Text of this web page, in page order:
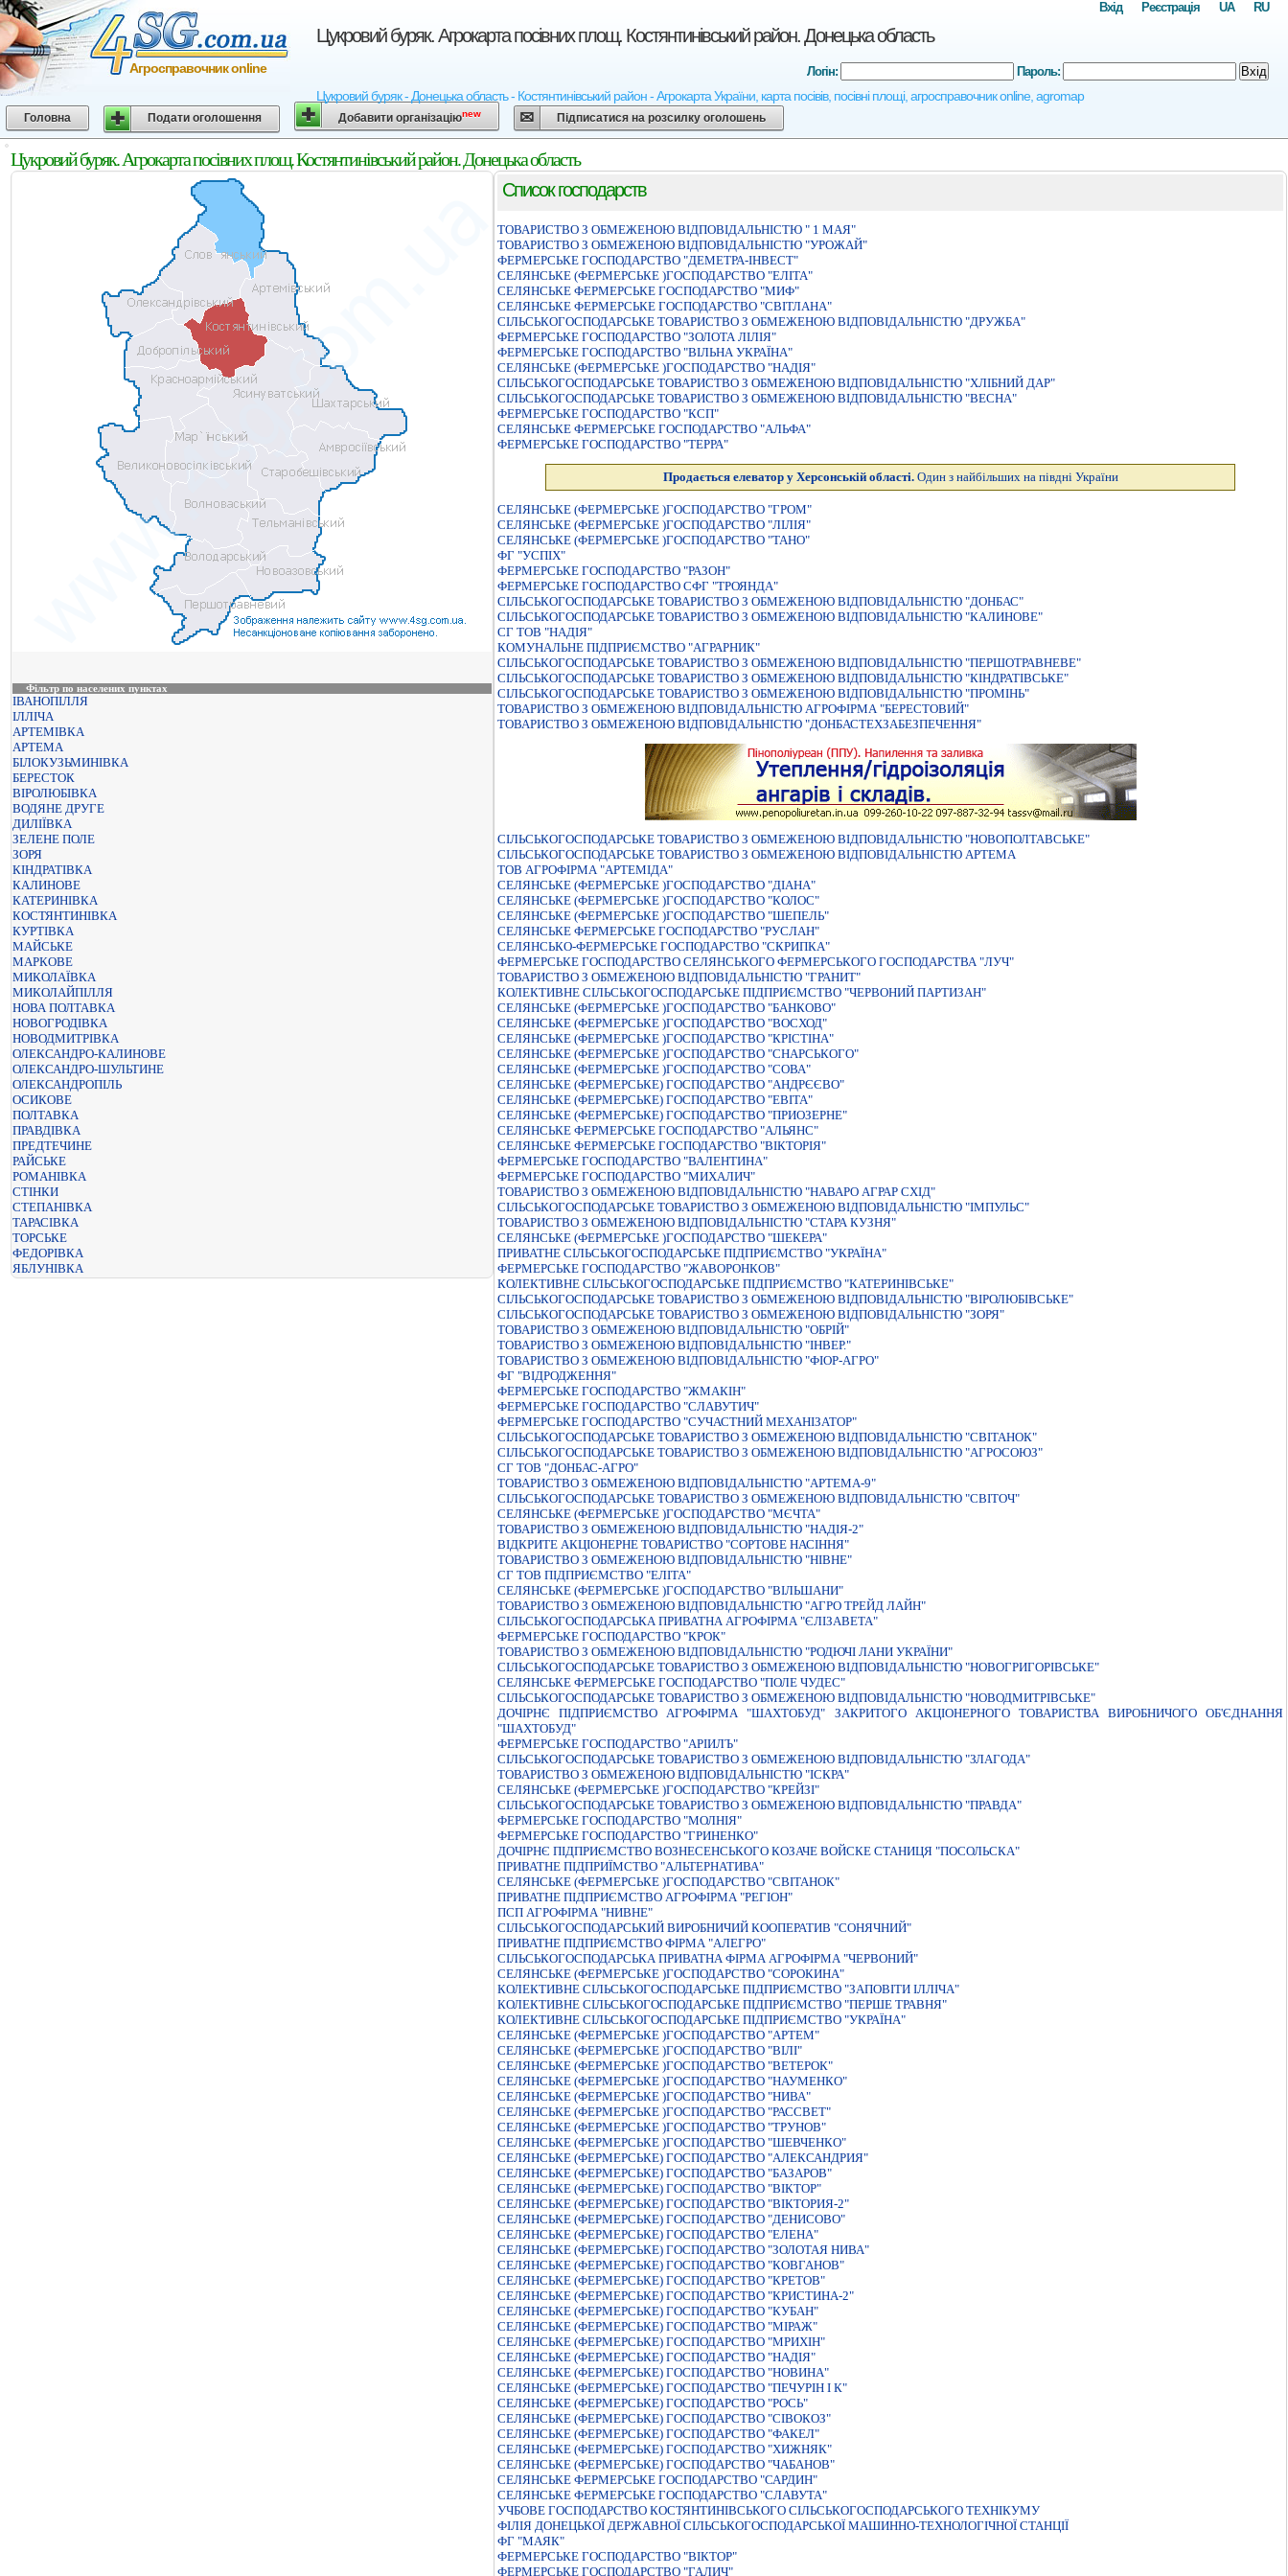
Цукровий буряк. Агрокарта посівних площ. Костянтинівський район. Донецька область
Цукровий буряк - Донецька область - Костянтинівський район - Агрокарта України, карта посівів, посівні площі, агросправочник online, agromap
Агросправочник online
RU
UA
Реєстрація
Вхід
Логін: Пароль: Вхід
Головна Подати оголошення Добавити організаціюnew Підписатися на розсилку оголошень
Цукровий буряк. Агрокарта посівних площ. Костянтинівський район. Донецька область
Фільтр по населених пунктах
ІВАНОПІЛЛЯ
ІЛЛІЧА
АРТЕМІВКА
АРТЕМА
БІЛОКУЗЬМИНІВКА
БЕРЕСТОК
ВІРОЛЮБІВКА
ВОДЯНЕ ДРУГЕ
ДИЛІЇВКА
ЗЕЛЕНЕ ПОЛЕ
ЗОРЯ
КІНДРАТІВКА
КАЛИНОВЕ
КАТЕРИНІВКА
КОСТЯНТИНІВКА
КУРТІВКА
МАЙСЬКЕ
МАРКОВЕ
МИКОЛАЇВКА
МИКОЛАЙПІЛЛЯ
НОВА ПОЛТАВКА
НОВОГРОДІВКА
НОВОДМИТРІВКА
ОЛЕКСАНДРО-КАЛИНОВЕ
ОЛЕКСАНДРО-ШУЛЬТИНЕ
ОЛЕКСАНДРОПІЛЬ
ОСИКОВЕ
ПОЛТАВКА
ПРАВДІВКА
ПРЕДТЕЧИНЕ
РАЙСЬКЕ
РОМАНІВКА
СТІНКИ
СТЕПАНІВКА
ТАРАСІВКА
ТОРСЬКЕ
ФЕДОРІВКА
ЯБЛУНІВКА
Список господарств
ТОВАРИСТВО З ОБМЕЖЕНОЮ ВIДПОВIДАЛЬНIСТЮ " 1 МАЯ"
ТОВАРИСТВО З ОБМЕЖЕНОЮ ВIДПОВIДАЛЬНIСТЮ "УРОЖАЙ"
ФЕРМЕРСЬКЕ ГОСПОДАРСТВО "ДЕМЕТРА-IНВЕСТ"
СЕЛЯНСЬКЕ (ФЕРМЕРСЬКЕ )ГОСПОДАРСТВО "ЕЛIТА"
СЕЛЯНСЬКЕ ФЕРМЕРСЬКЕ ГОСПОДАРСТВО "МИФ"
СЕЛЯНСЬКЕ ФЕРМЕРСЬКЕ ГОСПОДАРСТВО "СВIТЛАНА"
СIЛЬСЬКОГОСПОДАРСЬКЕ ТОВАРИСТВО З ОБМЕЖЕНОЮ ВIДПОВIДАЛЬНIСТЮ "ДРУЖБА"
ФЕРМЕРСЬКЕ ГОСПОДАРСТВО "ЗОЛОТА ЛIЛIЯ"
ФЕРМЕРСЬКЕ ГОСПОДАРСТВО "ВIЛЬНА УКРАЇНА"
СЕЛЯНСЬКЕ (ФЕРМЕРСЬКЕ )ГОСПОДАРСТВО "НАДIЯ"
СIЛЬСЬКОГОСПОДАРСЬКЕ ТОВАРИСТВО З ОБМЕЖЕНОЮ ВIДПОВIДАЛЬНIСТЮ "ХЛIБНИЙ ДАР"
СIЛЬСЬКОГОСПОДАРСЬКЕ ТОВАРИСТВО З ОБМЕЖЕНОЮ ВIДПОВIДАЛЬНIСТЮ "ВЕСНА"
ФЕРМЕРСЬКЕ ГОСПОДАРСТВО "КСП"
СЕЛЯНСЬКЕ ФЕРМЕРСЬКЕ ГОСПОДАРСТВО "АЛЬФА"
ФЕРМЕРСЬКЕ ГОСПОДАРСТВО "ТЕРРА"
Продається елеватор у Херсонській області. Один з найбільших на півдні України
СЕЛЯНСЬКЕ (ФЕРМЕРСЬКЕ )ГОСПОДАРСТВО "ГРОМ"
СЕЛЯНСЬКЕ (ФЕРМЕРСЬКЕ )ГОСПОДАРСТВО "ЛIЛIЯ"
СЕЛЯНСЬКЕ (ФЕРМЕРСЬКЕ )ГОСПОДАРСТВО "ТАНО"
ФГ "УСПІХ"
ФЕРМЕРСЬКЕ ГОСПОДАРСТВО "РАЗОН"
ФЕРМЕРСЬКЕ ГОСПОДАРСТВО CФГ "ТРОЯНДА"
СIЛЬСЬКОГОСПОДАРСЬКЕ ТОВАРИСТВО З ОБМЕЖЕНОЮ ВIДПОВIДАЛЬНIСТЮ "ДОНБАС"
СІЛЬСЬКОГОСПОДАРСЬКЕ ТОВАРИСТВО З ОБМЕЖЕНОЮ ВІДПОВІДАЛЬНІСТЮ "КАЛИНОВЕ"
СГ ТОВ "НАДІЯ"
КОМУНАЛЬНЕ ПIДПРИЄМСТВО "АГРАРНИК"
СIЛЬСЬКОГОСПОДАРСЬКЕ ТОВАРИСТВО З ОБМЕЖЕНОЮ ВIДПОВIДАЛЬНIСТЮ "ПЕРШОТРАВНЕВЕ"
СІЛЬСЬКОГОСПОДАРСЬКЕ ТОВАРИСТВО З ОБМЕЖЕНОЮ ВІДПОВІДАЛЬНІСТЮ "КІНДРАТІВСЬКЕ"
СІЛЬСЬКОГОСПОДАРСЬКЕ ТОВАРИСТВО З ОБМЕЖЕНОЮ ВІДПОВІДАЛЬНІСТЮ "ПРОМІНЬ"
ТОВАРИСТВО З ОБМЕЖЕНОЮ ВIДПОВIДАЛЬНIСТЮ АГРОФIРМА "БЕРЕСТОВИЙ"
ТОВАРИСТВО З ОБМЕЖЕНОЮ ВIДПОВIДАЛЬНIСТЮ "ДОНБАСТЕХЗАБЕЗПЕЧЕННЯ"
СІЛЬСЬКОГОСПОДАРСЬКЕ ТОВАРИСТВО З ОБМЕЖЕНОЮ ВІДПОВІДАЛЬНІСТЮ "НОВОПОЛТАВСЬКЕ"
СІЛЬСЬКОГОСПОДАРСЬКЕ ТОВАРИСТВО З ОБМЕЖЕНОЮ ВІДПОВІДАЛЬНІСТЮ АРТЕМА
ТОВ АГРОФІРМА "АРТЕМІДА"
СЕЛЯНСЬКЕ (ФЕРМЕРСЬКЕ )ГОСПОДАРСТВО "ДIАНА"
СЕЛЯНСЬКЕ (ФЕРМЕРСЬКЕ )ГОСПОДАРСТВО "КОЛОС"
СЕЛЯНСЬКЕ (ФЕРМЕРСЬКЕ )ГОСПОДАРСТВО "ШЕПЕЛЬ"
СЕЛЯНСЬКЕ ФЕРМЕРСЬКЕ ГОСПОДАРСТВО "РУСЛАН"
СЕЛЯНСЬКО-ФЕРМЕРСЬКЕ ГОСПОДАРСТВО "СКРИПКА"
ФЕРМЕРСЬКЕ ГОСПОДАРСТВО СЕЛЯНСЬКОГО ФЕРМЕРСЬКОГО ГОСПОДАРСТВА "ЛУЧ"
ТОВАРИСТВО З ОБМЕЖЕНОЮ ВIДПОВIДАЛЬНIСТЮ "ГРАНИТ"
КОЛЕКТИВНЕ СІЛЬСЬКОГОСПОДАРСЬКЕ ПІДПРИЄМСТВО "ЧЕРВОНИЙ ПАРТИЗАН"
СЕЛЯНСЬКЕ (ФЕРМЕРСЬКЕ )ГОСПОДАРСТВО "БАНКОВО"
СЕЛЯНСЬКЕ (ФЕРМЕРСЬКЕ )ГОСПОДАРСТВО "ВОСХОД"
СЕЛЯНСЬКЕ (ФЕРМЕРСЬКЕ )ГОСПОДАРСТВО "КРIСТIНА"
СЕЛЯНСЬКЕ (ФЕРМЕРСЬКЕ )ГОСПОДАРСТВО "СНАРСЬКОГО"
СЕЛЯНСЬКЕ (ФЕРМЕРСЬКЕ )ГОСПОДАРСТВО "СОВА"
СЕЛЯНСЬКЕ (ФЕРМЕРСЬКЕ) ГОСПОДАРСТВО "АНДРЄЄВО"
СЕЛЯНСЬКЕ (ФЕРМЕРСЬКЕ) ГОСПОДАРСТВО "ЕВІТА"
СЕЛЯНСЬКЕ (ФЕРМЕРСЬКЕ) ГОСПОДАРСТВО "ПРИОЗЕРНЕ"
СЕЛЯНСЬКЕ ФЕРМЕРСЬКЕ ГОСПОДАРСТВО "АЛЬЯНС"
СЕЛЯНСЬКЕ ФЕРМЕРСЬКЕ ГОСПОДАРСТВО "ВIКТОРIЯ"
ФЕРМЕРСЬКЕ ГОСПОДАРСТВО "ВАЛЕНТИНА"
ФЕРМЕРСЬКЕ ГОСПОДАРСТВО "МИХАЛИЧ"
ТОВАРИСТВО З ОБМЕЖЕНОЮ ВІДПОВІДАЛЬНІСТЮ "НАВАРО АГРАР СХІД"
СIЛЬСЬКОГОСПОДАРСЬКЕ ТОВАРИСТВО З ОБМЕЖЕНОЮ ВIДПОВIДАЛЬНIСТЮ "IМПУЛЬС"
ТОВАРИСТВО З ОБМЕЖЕНОЮ ВIДПОВIДАЛЬНIСТЮ "СТАРА КУЗНЯ"
СЕЛЯНСЬКЕ (ФЕРМЕРСЬКЕ )ГОСПОДАРСТВО "ШЕКЕРА"
ПРИВАТНЕ СІЛЬСЬКОГОСПОДАРСЬКЕ ПІДПРИЄМСТВО "УКРАЇНА"
ФЕРМЕРСЬКЕ ГОСПОДАРСТВО "ЖАВОРОНКОВ"
КОЛЕКТИВНЕ СIЛЬСЬКОГОСПОДАРСЬКЕ ПIДПРИЄМСТВО "КАТЕРИНIВСЬКЕ"
СIЛЬСЬКОГОСПОДАРСЬКЕ ТОВАРИСТВО З ОБМЕЖЕНОЮ ВIДПОВIДАЛЬНIСТЮ "ВIРОЛЮБIВСЬКЕ"
СIЛЬСЬКОГОСПОДАРСЬКЕ ТОВАРИСТВО З ОБМЕЖЕНОЮ ВIДПОВIДАЛЬНIСТЮ "ЗОРЯ"
ТОВАРИСТВО З ОБМЕЖЕНОЮ ВIДПОВIДАЛЬНIСТЮ "ОБРIЙ"
ТОВАРИСТВО З ОБМЕЖЕНОЮ ВІДПОВІДАЛЬНІСТЮ "ІНВЕР."
ТОВАРИСТВО З ОБМЕЖЕНОЮ ВІДПОВІДАЛЬНІСТЮ "ФІОР-АГРО"
ФГ "ВІДРОДЖЕННЯ"
ФЕРМЕРСЬКЕ ГОСПОДАРСТВО "ЖМАКIН"
ФЕРМЕРСЬКЕ ГОСПОДАРСТВО "СЛАВУТИЧ"
ФЕРМЕРСЬКЕ ГОСПОДАРСТВО "СУЧАСТНИЙ МЕХАНIЗАТОР"
СIЛЬСЬКОГОСПОДАРСЬКЕ ТОВАРИСТВО З ОБМЕЖЕНОЮ ВIДПОВIДАЛЬНIСТЮ "СВIТАНОК"
СІЛЬСЬКОГОСПОДАРСЬКЕ ТОВАРИСТВО З ОБМЕЖЕНОЮ ВІДПОВІДАЛЬНІСТЮ "АГРОСОЮЗ"
СГ ТОВ "ДОНБАС-АГРО"
ТОВАРИСТВО З ОБМЕЖЕНОЮ ВIДПОВIДАЛЬНIСТЮ "АРТЕМА-9"
СIЛЬСЬКОГОСПОДАРСЬКЕ ТОВАРИСТВО З ОБМЕЖЕНОЮ ВIДПОВIДАЛЬНIСТЮ "СВIТОЧ"
СЕЛЯНСЬКЕ (ФЕРМЕРСЬКЕ )ГОСПОДАРСТВО "МЄЧТА"
ТОВАРИСТВО З ОБМЕЖЕНОЮ ВIДПОВIДАЛЬНIСТЮ "НАДIЯ-2"
ВIДКРИТЕ АКЦIОНЕРНЕ ТОВАРИСТВО "СОРТОВЕ НАСIННЯ"
ТОВАРИСТВО З ОБМЕЖЕНОЮ ВIДПОВIДАЛЬНIСТЮ "НIВНЕ"
СГ ТОВ ПІДПРИЄМСТВО "ЕЛІТА"
СЕЛЯНСЬКЕ (ФЕРМЕРСЬКЕ )ГОСПОДАРСТВО "ВIЛЬШАНИ"
ТОВАРИСТВО З ОБМЕЖЕНОЮ ВIДПОВIДАЛЬНIСТЮ "АГРО ТРЕЙД ЛАЙН"
СIЛЬСЬКОГОСПОДАРСЬКА ПРИВАТНА АГРОФIРМА "ЄЛIЗАВЕТА"
ФЕРМЕРСЬКЕ ГОСПОДАРСТВО "КРОК"
ТОВАРИСТВО З ОБМЕЖЕНОЮ ВIДПОВIДАЛЬНIСТЮ "РОДЮЧI ЛАНИ УКРАЇНИ"
СІЛЬСЬКОГОСПОДАРСЬКЕ ТОВАРИСТВО З ОБМЕЖЕНОЮ ВІДПОВІДАЛЬНІСТЮ "НОВОГРИГОРІВСЬКЕ"
СЕЛЯНСЬКЕ ФЕРМЕРСЬКЕ ГОСПОДАРСТВО "ПОЛЕ ЧУДЕС"
СIЛЬСЬКОГОСПОДАРСЬКЕ ТОВАРИСТВО З ОБМЕЖЕНОЮ ВIДПОВIДАЛЬНIСТЮ "НОВОДМИТРIВСЬКЕ"
ДОЧIРНЄ ПIДПРИЄМСТВО АГРОФIРМА "ШАХТОБУД" ЗАКРИТОГО АКЦIОНЕРНОГО ТОВАРИСТВА ВИРОБНИЧОГО ОБ'ЄДНАННЯ
"ШАХТОБУД"
ФЕРМЕРСЬКЕ ГОСПОДАРСТВО "АРIИЛЪ"
СIЛЬСЬКОГОСПОДАРСЬКЕ ТОВАРИСТВО З ОБМЕЖЕНОЮ ВIДПОВIДАЛЬНIСТЮ "ЗЛАГОДА"
ТОВАРИСТВО З ОБМЕЖЕНОЮ ВІДПОВІДАЛЬНІСТЮ "ІСКРА"
СЕЛЯНСЬКЕ (ФЕРМЕРСЬКЕ )ГОСПОДАРСТВО "КРЕЙЗI"
СІЛЬСЬКОГОСПОДАРСЬКЕ ТОВАРИСТВО З ОБМЕЖЕНОЮ ВІДПОВІДАЛЬНІСТЮ "ПРАВДА"
ФЕРМЕРСЬКЕ ГОСПОДАРСТВО "МОЛНІЯ"
ФЕРМЕРСЬКЕ ГОСПОДАРСТВО "ГРИНЕНКО"
ДОЧІРНЄ ПІДПРИЄМСТВО ВОЗНЕСЕНСЬКОГО КОЗАЧЕ ВОЙСКЕ СТАНИЦЯ "ПОСОЛЬСКА"
ПРИВАТНЕ ПIДПРИЇМСТВО "АЛЬТЕРНАТИВА"
СЕЛЯНСЬКЕ (ФЕРМЕРСЬКЕ )ГОСПОДАРСТВО "СВIТАНОК"
ПРИВАТНЕ ПIДПРИЄМСТВО АГРОФIРМА "РЕГIОН"
ПСП АГРОФІРМА "НИВНЕ"
СIЛЬСЬКОГОСПОДАРСЬКИЙ ВИРОБНИЧИЙ КООПЕРАТИВ "СОНЯЧНИЙ"
ПРИВАТНЕ ПIДПРИЄМСТВО ФIРМА "АЛЕГРО"
СІЛЬСЬКОГОСПОДАРСЬКА ПРИВАТНА ФІРМА АГРОФІРМА "ЧЕРВОНИЙ"
СЕЛЯНСЬКЕ (ФЕРМЕРСЬКЕ )ГОСПОДАРСТВО "СОРОКИНА"
КОЛЕКТИВНЕ СІЛЬСЬКОГОСПОДАРСЬКЕ ПІДПРИЄМСТВО "ЗАПОВІТИ ІЛЛІЧА"
КОЛЕКТИВНЕ СІЛЬСЬКОГОСПОДАРСЬКЕ ПІДПРИЄМСТВО "ПЕРШЕ ТРАВНЯ"
КОЛЕКТИВНЕ СІЛЬСЬКОГОСПОДАРСЬКЕ ПІДПРИЄМСТВО "УКРАЇНА"
СЕЛЯНСЬКЕ (ФЕРМЕРСЬКЕ )ГОСПОДАРСТВО "АРТЕМ"
СЕЛЯНСЬКЕ (ФЕРМЕРСЬКЕ )ГОСПОДАРСТВО "ВIЛI"
СЕЛЯНСЬКЕ (ФЕРМЕРСЬКЕ )ГОСПОДАРСТВО "ВЕТЕРОК"
СЕЛЯНСЬКЕ (ФЕРМЕРСЬКЕ )ГОСПОДАРСТВО "НАУМЕНКО"
СЕЛЯНСЬКЕ (ФЕРМЕРСЬКЕ )ГОСПОДАРСТВО "НИВА"
СЕЛЯНСЬКЕ (ФЕРМЕРСЬКЕ )ГОСПОДАРСТВО "РАССВЕТ"
СЕЛЯНСЬКЕ (ФЕРМЕРСЬКЕ )ГОСПОДАРСТВО "ТРУНОВ"
СЕЛЯНСЬКЕ (ФЕРМЕРСЬКЕ )ГОСПОДАРСТВО "ШЕВЧЕНКО"
СЕЛЯНСЬКЕ (ФЕРМЕРСЬКЕ) ГОСПОДАРСТВО "АЛЕКСАНДРИЯ"
СЕЛЯНСЬКЕ (ФЕРМЕРСЬКЕ) ГОСПОДАРСТВО "БАЗАРОВ"
СЕЛЯНСЬКЕ (ФЕРМЕРСЬКЕ) ГОСПОДАРСТВО "ВIКТОР"
СЕЛЯНСЬКЕ (ФЕРМЕРСЬКЕ) ГОСПОДАРСТВО "ВIКТОРИЯ-2"
СЕЛЯНСЬКЕ (ФЕРМЕРСЬКЕ) ГОСПОДАРСТВО "ДЕНИСОВО"
СЕЛЯНСЬКЕ (ФЕРМЕРСЬКЕ) ГОСПОДАРСТВО "ЕЛЕНА"
СЕЛЯНСЬКЕ (ФЕРМЕРСЬКЕ) ГОСПОДАРСТВО "ЗОЛОТАЯ НИВА"
СЕЛЯНСЬКЕ (ФЕРМЕРСЬКЕ) ГОСПОДАРСТВО "КОВГАНОВ"
СЕЛЯНСЬКЕ (ФЕРМЕРСЬКЕ) ГОСПОДАРСТВО "КРЕТОВ"
СЕЛЯНСЬКЕ (ФЕРМЕРСЬКЕ) ГОСПОДАРСТВО "КРИСТИНА-2"
СЕЛЯНСЬКЕ (ФЕРМЕРСЬКЕ) ГОСПОДАРСТВО "КУБАН"
СЕЛЯНСЬКЕ (ФЕРМЕРСЬКЕ) ГОСПОДАРСТВО "МIРАЖ"
СЕЛЯНСЬКЕ (ФЕРМЕРСЬКЕ) ГОСПОДАРСТВО "МРИХІН"
СЕЛЯНСЬКЕ (ФЕРМЕРСЬКЕ) ГОСПОДАРСТВО "НАДIЯ"
СЕЛЯНСЬКЕ (ФЕРМЕРСЬКЕ) ГОСПОДАРСТВО "НОВИНА"
СЕЛЯНСЬКЕ (ФЕРМЕРСЬКЕ) ГОСПОДАРСТВО "ПЕЧУРIН I К"
СЕЛЯНСЬКЕ (ФЕРМЕРСЬКЕ) ГОСПОДАРСТВО "РОСЬ"
СЕЛЯНСЬКЕ (ФЕРМЕРСЬКЕ) ГОСПОДАРСТВО "СІВОКОЗ"
СЕЛЯНСЬКЕ (ФЕРМЕРСЬКЕ) ГОСПОДАРСТВО "ФАКЕЛ"
СЕЛЯНСЬКЕ (ФЕРМЕРСЬКЕ) ГОСПОДАРСТВО "ХИЖНЯК"
СЕЛЯНСЬКЕ (ФЕРМЕРСЬКЕ) ГОСПОДАРСТВО "ЧАБАНОВ"
СЕЛЯНСЬКЕ ФЕРМЕРСЬКЕ ГОСПОДАРСТВО "САРДИН"
СЕЛЯНСЬКЕ ФЕРМЕРСЬКЕ ГОСПОДАРСТВО "СЛАВУТА"
УЧБОВЕ ГОСПОДАРСТВО КОСТЯНТИНIВСЬКОГО СIЛЬСЬКОГОСПОДАРСЬКОГО ТЕХНIКУМУ
ФІЛІЯ ДОНЕЦЬКОЇ ДЕРЖАВНОЇ СІЛЬСЬКОГОСПОДАРСЬКОЇ МАШИННО-ТЕХНОЛОГІЧНОЇ СТАНЦІЇ
ФГ "МАЯК"
ФЕРМЕРСЬКЕ ГОСПОДАРСТВО "ВІКТОР"
ФЕРМЕРСЬКЕ ГОСПОДАРСТВО "ГАЛИЧ"